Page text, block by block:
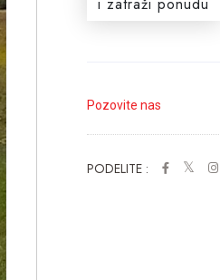
Pozovite nas
PODELITE :